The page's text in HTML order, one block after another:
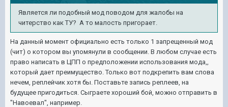
Является ли подобный мод поводом для жалобы на
читерство как ТУ? А то малость пригорает.
На данный момент официально есть только 1 запрещенный мод
(чит) о котором вы упомянули в сообщении. В любом случае есть
право написать в ЦПП о предположении использования мода,,
который дает преимущество. Только вот подкрепить вам слова
нечем, реплейчик хотя бы. Поставьте запись реплеев, на
будущее пригодиться. Сыграете хороший бой, можно отправить в
"Навоевал", например.